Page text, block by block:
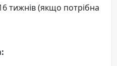
тижнів (якщо потрібна